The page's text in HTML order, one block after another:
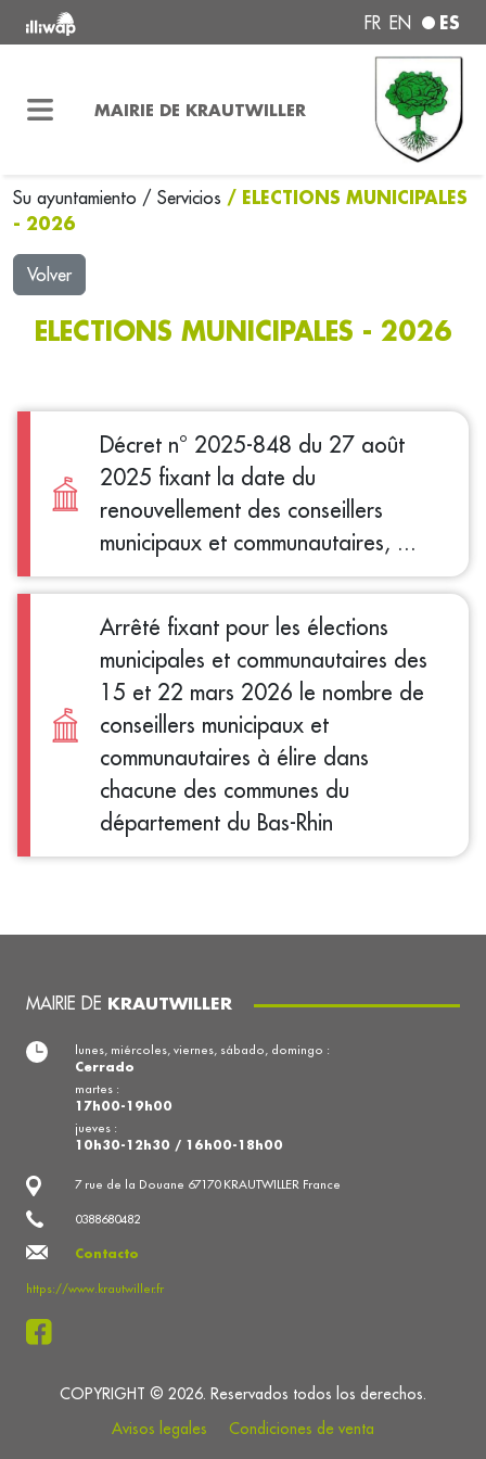
FR EN ES
MAIRIE DE KRAUTWILLER
Su ayuntamiento / Servicios / ELECTIONS MUNICIPALES
- 2026
Volver
ELECTIONS MUNICIPALES - 2026
Décret n° 2025-848 du 27 août
2025 fixant la date du
renouvellement des conseillers
municipaux et communautaires, ...
Arrêté fixant pour les élections
municipales et communautaires des
15 et 22 mars 2026 le nombre de
conseillers municipaux et
communautaires à élire dans
chacune des communes du
département du Bas-Rhin
MAIRIE DE KRAUTWILLER
7 rue de la Douane 67170 KRAUTWILLER France
0388680482
Contacto
https://www.krautwiller.fr
lunes, miércoles, viernes, sábado, domingo :
Cerrado
martes :
17h00-19h00
jueves :
10h30-12h30 / 16h00-18h00
COPYRIGHT © 2026. Reservados todos los derechos.
Avisos legales
Condiciones de venta